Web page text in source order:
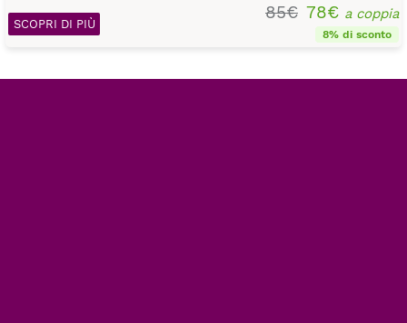
85€ 78€ a coppia
8% di sconto
SCOPRI DI PIÙ